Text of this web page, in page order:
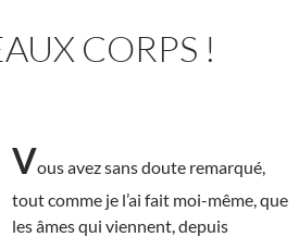
CORPS !
Vous avez sans doute remarqué,
tout comme je l’ai fait moi-même, que
les âmes qui viennent, depuis